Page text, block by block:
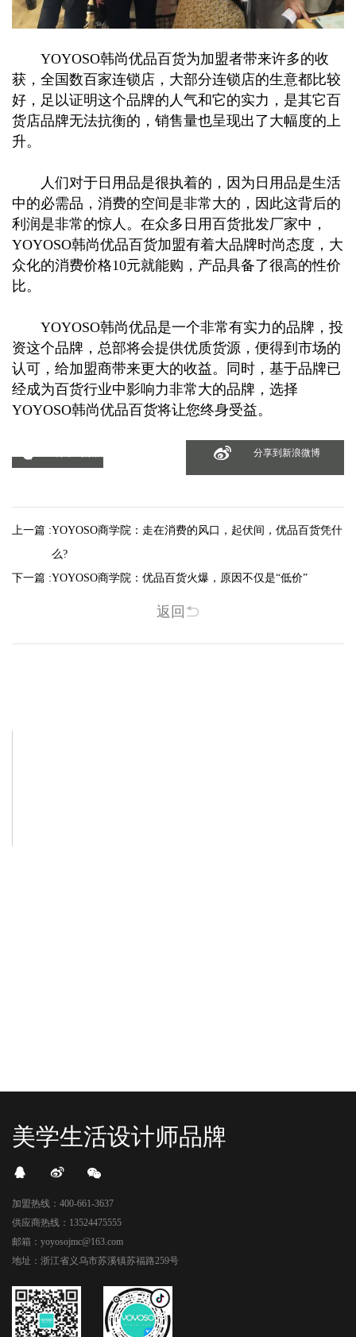
YOYOSO韩尚优品百货为加盟者带来许多的收
获，全国数百家连锁店，大部分连锁店的生意都比较
好，足以证明这个品牌的人气和它的实力，是其它百
货店品牌无法抗衡的，销售量也呈现出了大幅度的上
升。
人们对于日用品是很执着的，因为日用品是生活
中的必需品，消费的空间是非常大的，因此这背后的
利润是非常的惊人。在众多日用百货批发厂家中，
YOYOSO韩尚优品百货加盟有着大品牌时尚态度，大
众化的消费价格10元就能购，产品具备了很高的性价
比。
YOYOSO韩尚优品是一个非常有实力的品牌，投
资这个品牌，总部将会提供优质货源，便得到市场的
认可，给加盟商带来更大的收益。同时，基于品牌已
经成为百货行业中影响力非常大的品牌，选择
YOYOSO韩尚优品百货将让您终身受益。
分享到新浪微博
上一篇 :YOYOSO商学院：走在消费的风口，起伏间，优品百货凭什
么?
下一篇 :YOYOSO商学院：优品百货火爆，原因不仅是“低价”
返回
美学生活设计师品牌
加盟热线：400-661-3637
供应商热线：13524475555
邮箱：yoyosojmc@163.com
地址：浙江省义乌市苏溪镇苏福路259号